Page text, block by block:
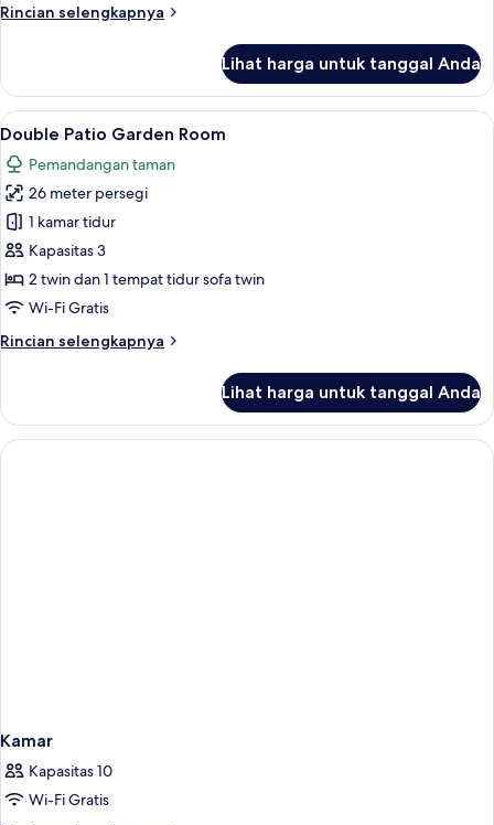
up
Pool
Rincian selengkapnya
Rincian
Executive
Suite
with
Bedrooms
Swim-
up
with
Sharing
Pool
Lihat harga untuk tanggal Anda
Lihat
semua
foto
untuk
Double
Patio
Garden
Room
Minibar, brankas, meja kerja, dan
8
Double Patio Garden Room
Pemandangan taman
26 meter persegi
1 kamar tidur
Kapasitas 3
2 twin dan 1 tempat tidur sofa twin
Wi-Fi Gratis
Rincian selengkapnya
Rincian
Double
Patio
Garden
Lihat harga untuk tanggal Anda
Kamar
Kapasitas 10
Wi-Fi Gratis